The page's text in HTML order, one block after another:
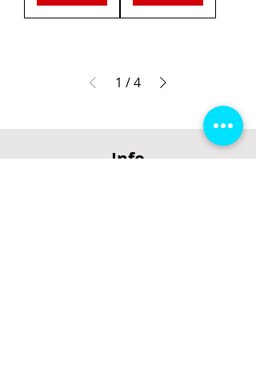
1 /4
Info